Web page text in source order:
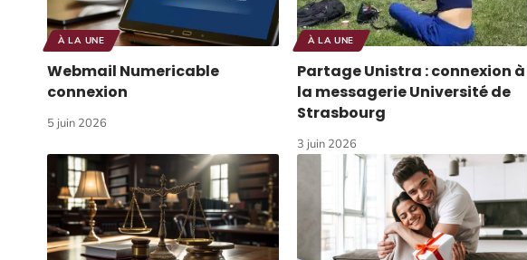
À LA UNE
Webmail Numericable
connexion
5 juin 2026
À LA UNE
Partage Unistra : connexion à
la messagerie Université de
Strasbourg
3 juin 2026